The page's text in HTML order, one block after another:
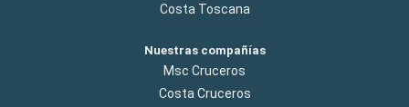
Costa Toscana
Nuestras compañías
Msc Cruceros
Costa Cruceros